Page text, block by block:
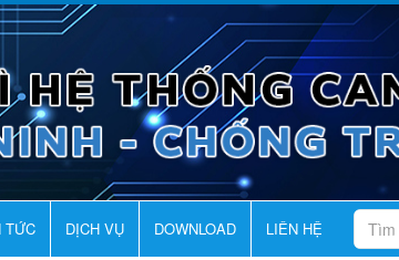
TỨC DỊCH VỤ DOWNLOAD LIÊN HỆ